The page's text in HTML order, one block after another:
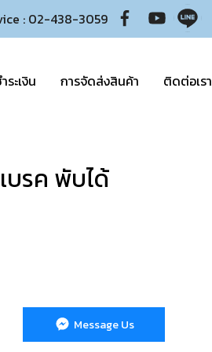
: 02-438-3059
ระเงิน การจัดส่งสินค้า ติดต่อเรา
บรค พับได้
Message Us